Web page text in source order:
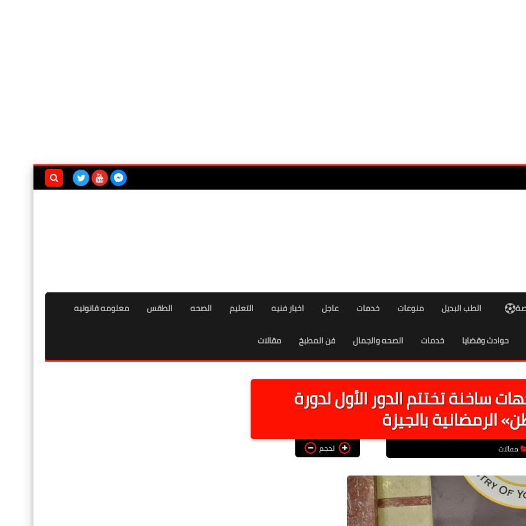
الطب البديل منوعات خدمات عاجل اخبار فنيه التعليم الصحه الطقس معلومه قانونيه
حوادث وقضايا خدمات الصحه والجمال فن المطبخ مقالات
دور الـ16.. مواجهات ساخنة تختتم الدور الأول لدورة
الرمضانية بالجيزة
مقالات الحجم